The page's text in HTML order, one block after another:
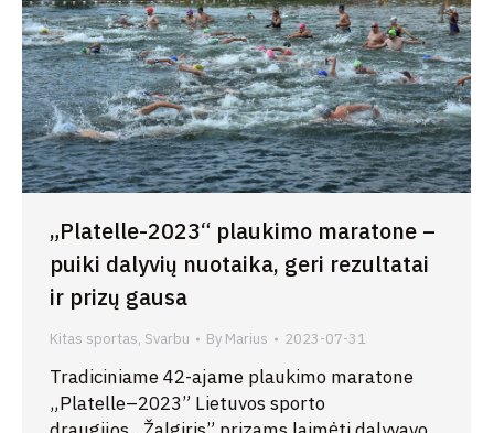
„Platelle-2023“ plaukimo maratone –
puiki dalyvių nuotaika, geri rezultatai
ir prizų gausa
Kitas sportas, Svarbu By Marius 2023-07-31
Tradiciniame 42-ajame plaukimo maratone
„Platelle–2023” Lietuvos sporto